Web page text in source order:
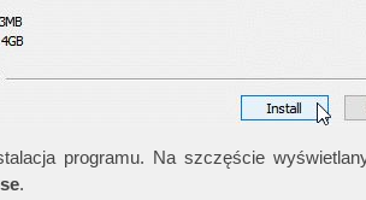
programu. Na szczęście
.